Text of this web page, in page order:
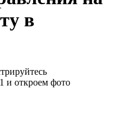
в
и откроем фото